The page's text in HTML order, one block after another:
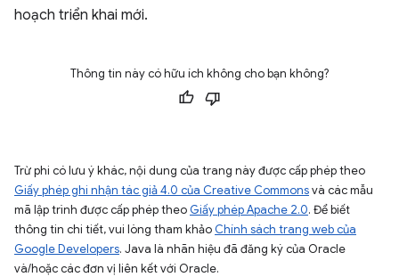
hoạch triển khai mới.
Thông tin này có hữu ích không cho bạn không?
Trừ phi có lưu ý khác, nội dung của trang này được cấp phép theo
Giấy phép ghi nhận tác giả 4.0 của Creative Commonsvà các mẫu
mã lập trình được cấp phép theo Giấy phép Apache 2.0. Để biết
thông tin chi tiết, vui lòng tham khảo Chính sách trang web của
Google Developers. Java là nhãn hiệu đã đăng ký của Oracle
và/hoặc các đơn vị liên kết với Oracle.